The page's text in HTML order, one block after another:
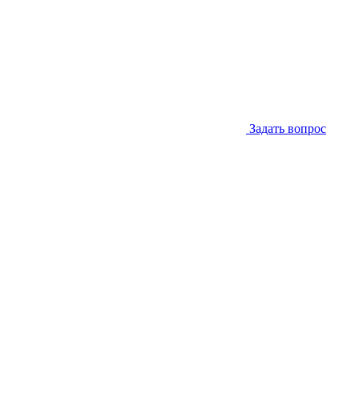
Задать вопрос